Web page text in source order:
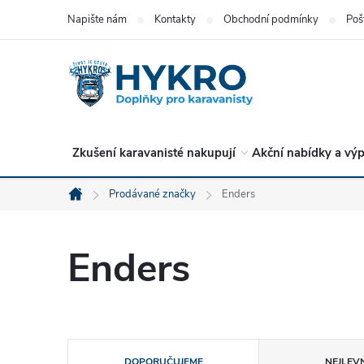
Napište nám Kontakty Obchodní podmínky
Zkušení karavanisté nakupují Akční nabídky a
Domů
Prodávané značky Enders
Enders